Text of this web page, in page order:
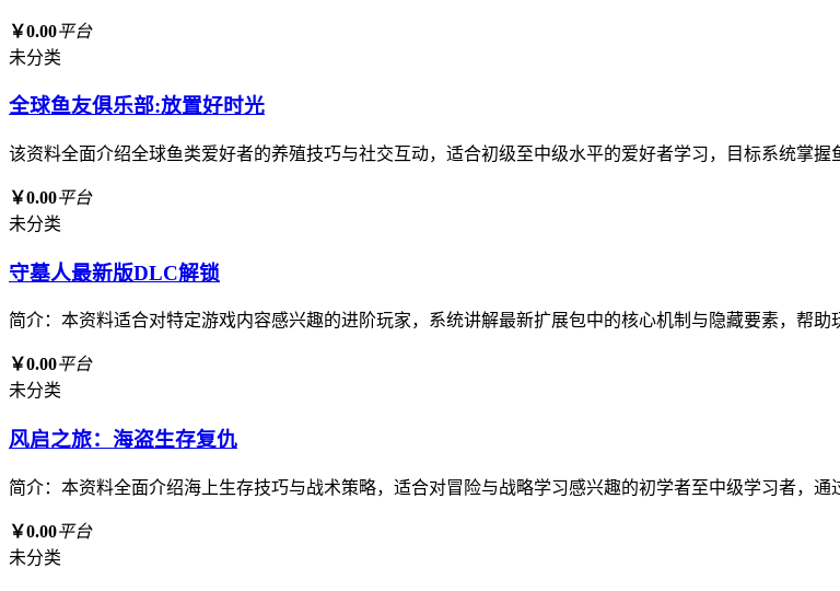
￥0.00平台
未分类
全球鱼友俱乐部:放置好时光
该资料全面介绍全球鱼类爱好者的养殖技巧与社交互动，适合初级至中级水平的爱好者学习，目标系统掌
￥0.00平台
未分类
守墓人最新版DLC解锁
简介：本资料适合对特定游戏内容感兴趣的进阶玩家，系统讲解最新扩展包中的核心机制与隐藏要素，帮
￥0.00平台
未分类
风启之旅：海盗生存复仇
简介：本资料全面介绍海上生存技巧与战术策略，适合对冒险与战略学习感兴趣的初学者至中级学习者，
￥0.00平台
未分类